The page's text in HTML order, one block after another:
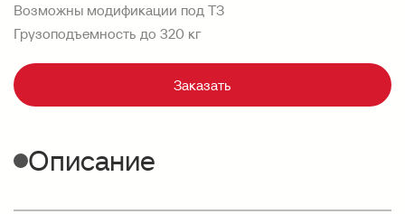
Возможны модификации под ТЗ
Грузоподъемность до 320 кг
Заказать
Описание